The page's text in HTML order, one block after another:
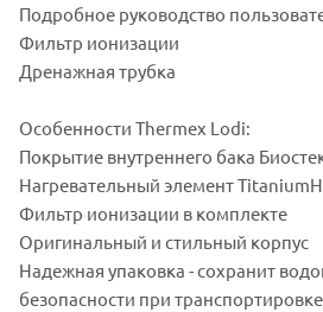
Подробное руководство
Фильтр ионизации
Дренажная трубка
Особенности Thermex Lodi:
Покрытие внутреннего бака
Нагревательный элемент
Фильтр ионизации в комплекте
Оригинальный и стильный корпус
Надежная упаковка - сохранит
безопасности при